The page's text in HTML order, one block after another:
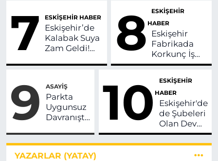
Akınına
Uğruyor!
Vurdu Sonra
Evi
Kundakladı!
7 ESKİŞEHİR HABER
Eskişehir’de
Kalabak Suya
Zam Geldi!
Fiyatlar!
8
ESKİŞEHİR
HABER
Eskişehir
Fabrikada
Korkunç İş
Kazası! Kadın
Yaralandı
9 ASAYİŞ
Parkta
Uygunsuz
Davranışta
Kişiye
Gözaltı!
10
ESKİŞEHİR
HABER
Eskişehir'de
de Şubeleri
Olan Dev
Market
Alkol
YAZARLAR (YATAY)